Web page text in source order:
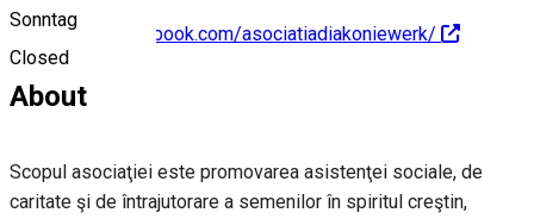
Sonntag
Closed
https://www.facebook.com/asociatiadiakoniewerk/
About
Scopul asociaţiei este promovarea asistenţei sociale, de
caritate şi de întrajutorare a semenilor în spiritul creştin,